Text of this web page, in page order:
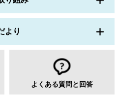
より
よくある質問と回答